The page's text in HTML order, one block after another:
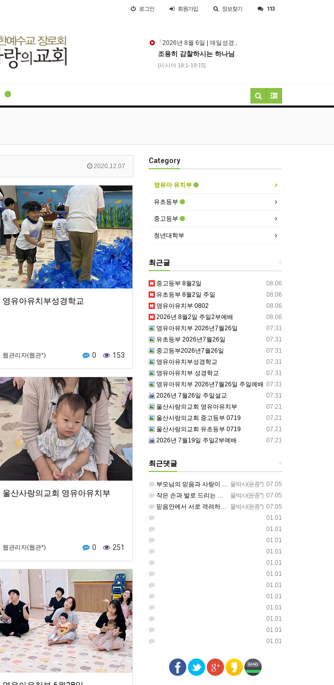
로그인 회원가입 정보찾기 113
「2026년 8월 6일 | 매일성경」
조용히 감찰하시는 하나님
[이사야 18:1-19:15]
2020.12.07
영유아유치부성경학교
웹관리자(웹관*) 0 153
울산사랑의교회 영유아유치부
웹관리자(웹관*) 0 251
Category
영유아 유치부
유초등부
중고등부
청년대학부
+
최근글
08.06
중고등부 8월2일
08.06
유초등부 8월2일 주일
08.06
영유아유치부 0802
08.06
2026년 8월2일 주일2부예배
07.31
영유아유치부 2026년7월26일
07.31
유초등부 2026년7월26일
07.31
중고등부2026년7월26일
07.31
영유아유치부성경학교
07.31
영유아유치부 성경학교
07.31
영유아유치부 2026년7월26일 주일예배
07.31
2026년 7월26일 주일설교
07.21
울산사랑의교회 영유아유치부
07.21
울산사랑의교회 중고등부 0719
07.21
울산사랑의교회 유초등부 0719
07.21
2026년 7월19일 주일2부예배
+
최근댓글
물박사(윤종*) 07.05
부모님의 믿음과 사랑이 아이들에게 아름답게 이어지길 축복합니다
물박사(윤종*) 07.05
작은 손과 발로 드리는 찬양이 참 아름답습니다 하나님의 사랑이 늘 함께하길 기도합니다
물박사(윤종*) 07.05
믿음안에서 서로 격려하며 아름답게 성장하는 중고등부가 되길 응원합니다
01.01
01.01
01.01
01.01
01.01
01.01
01.01
01.01
01.01
01.01
01.01
01.01